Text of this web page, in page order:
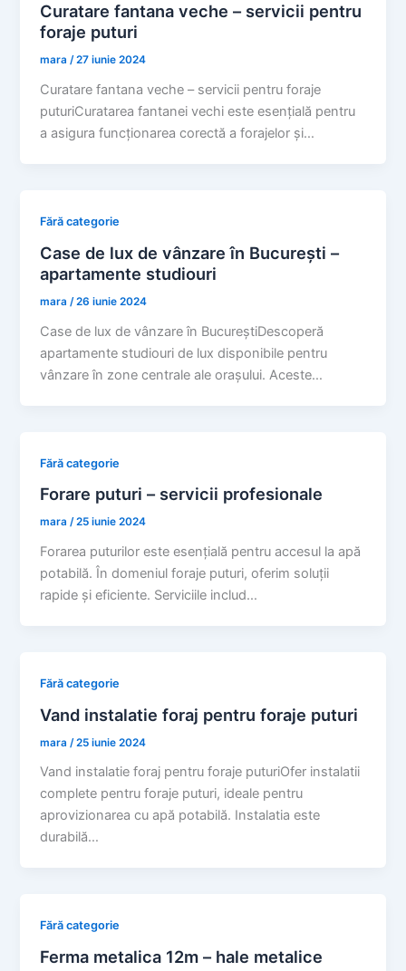
Curatare fantana veche – servicii pentru
foraje puturi
mara/27 iunie 2024
Curatare fantana veche – servicii pentru foraje
puturiCuratarea fantanei vechi este esențială pentru
a asigura funcționarea corectă a forajelor și…
Fără categorie
Case de lux de vânzare în București –
apartamente studiouri
mara /26 iunie 2024
Case de lux de vânzare în BucureștiDescoperă
apartamente studiouri de lux disponibile pentru
vânzare în zone centrale ale orașului. Aceste…
Fără categorie
Forare puturi – servicii profesionale
mara/25 iunie 2024
Forarea puturilor este esențială pentru accesul la apă
potabilă. În domeniul foraje puturi, oferim soluții
rapide și eficiente. Serviciile includ…
Fără categorie
Vand instalatie foraj pentru foraje puturi
mara /25 iunie 2024
Vand instalatie foraj pentru foraje puturiOfer instalatii
complete pentru foraje puturi, ideale pentru
aprovizionarea cu apă potabilă. Instalatia este
durabilă…
Fără categorie
Ferma metalica 12m – hale metalice